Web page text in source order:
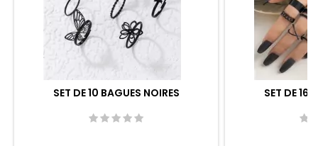
SET DE 10 BAGUES NOIRES SET DE 16